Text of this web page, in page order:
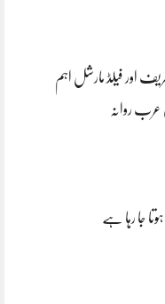
اور فیلڈ مارشل اہم
روانہ
جا رہا ہے